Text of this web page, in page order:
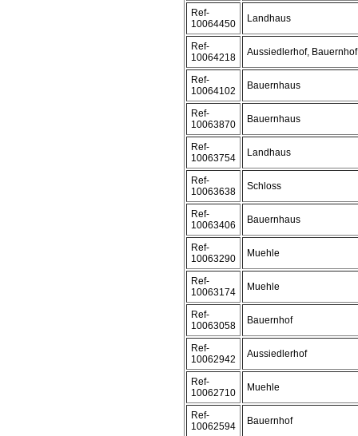
Ref-
10064450
Landhaus
Ref-
10064218
Aussiedlerhof, Bauernhof
Ref-
10064102
Bauernhaus
Ref-
10063870
Bauernhaus
Ref-
10063754
Landhaus
Ref-
10063638
Schloss
Ref-
10063406
Bauernhaus
Ref-
10063290
Muehle
Ref-
10063174
Muehle
Ref-
10063058
Bauernhof
Ref-
10062942
Aussiedlerhof
Ref-
10062710
Muehle
Ref-
10062594
Bauernhof